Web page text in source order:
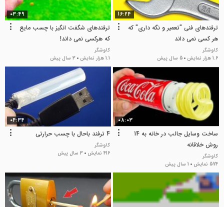
16:24
ترفندهای فنی "تعمیر و نگه داری" که
هر کسی نمی داند
کاوشگر
1.6 هزار نمایش
5 سال پیش
03:49
ترفندهای شگفت انگیز با چسب مایع
که هرکسی نمی داند!
کاوشگر
1.1 هزار نمایش
3 سال پیش
08:03
ساخت وسایل جالب در خانه به 14
روش خلاقانه
کاوشگر
574 نمایش
1 سال پیش
04:34
4 ترفند باحال با چسب حرارتی
کاوشگر
416 نمایش
3 سال پیش